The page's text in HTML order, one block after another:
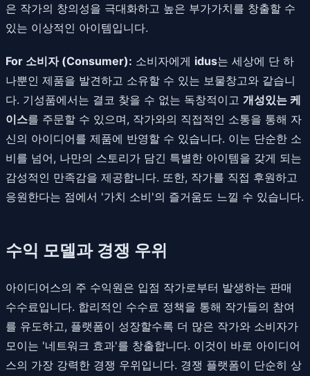
은 작가의 창의성을 극대화하고 높은 부가가치를 창출할 수
있는 이상적인 아이템입니다.
For 소비자 (Consumer): 소비자에게 idus는 세상에 단 하
나뿐인 제품을 발견하고 소유할 수 있는 보물창고와 같습니
다. 기성품에서는 결코 찾을 수 없는 독창적이고 개성있는 케
이스를 주문할 수 있으며, 작가와의 직접적인 소통을 통해 자
신의 아이디어를 제품에 반영할 수 있습니다. 이는 단순한 소
비를 넘어, 나만의 스토리가 담긴 특별한 아이템을 갖게 되는
감성적인 만족감을 제공합니다. 또한, 작가를 직접 후원하고
응원한다는 점에서 '가치 소비'의 즐거움도 느낄 수 있습니다.
수익 모델과 경쟁 우위
아이디어스의 주 수익원은 입점 작가로부터 발생하는 판매
수수료입니다. 합리적인 수수료 정책을 통해 작가들의 참여
를 유도하고, 플랫폼이 성장할수록 더 많은 작가와 소비자가
모이는 '네트워크 효과'를 창출합니다. 이것이 바로 아이디어
스의 가장 강력한 경쟁 우위입니다. 경쟁 플랫폼이 단순히 상